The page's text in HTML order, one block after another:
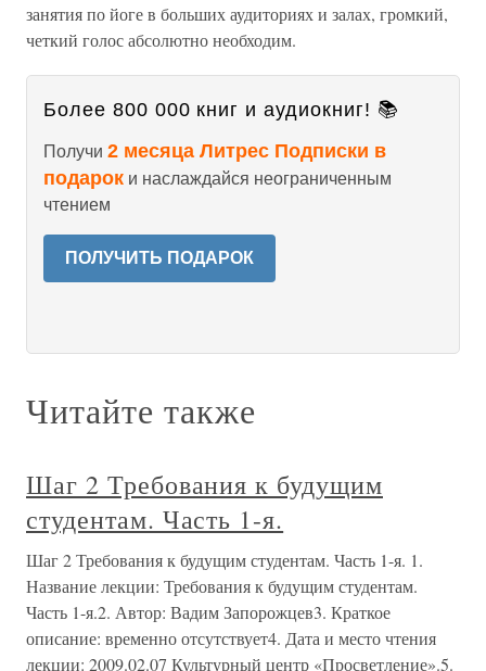
занятия по йоге в больших аудиториях и залах, громкий,
четкий голос абсолютно необходим.
Более 800 000 книг и аудиокниг! 📚
Получи 2 месяца Литрес Подписки в
подарок и наслаждайся неограниченным
чтением
ПОЛУЧИТЬ ПОДАРОК
Читайте также
Шаг 2 Требования к будущим
студентам. Часть 1-я.
Шаг 2 Требования к будущим студентам. Часть 1-я. 1.
Название лекции: Требования к будущим студентам.
Часть 1-я.2. Автор: Вадим Запорожцев3. Краткое
описание: временно отсутствует4. Дата и место чтения
лекции: 2009.02.07 Культурный центр «Просветление».5.